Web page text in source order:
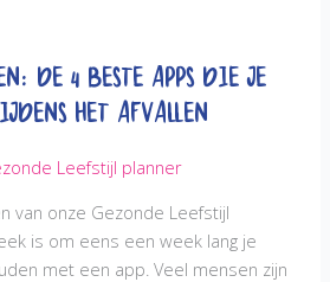
De 4 beste Apps die je
het Afvallen
Leefstijl planner
van onze Gezonde Leefstijl
is om eens een week lang je
met een app. Veel mensen zijn